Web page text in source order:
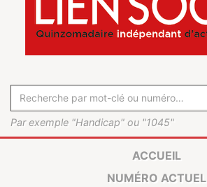
Par exemple "Handicap" ou "1045"
ACCUEIL
NUMÉRO ACTUEL